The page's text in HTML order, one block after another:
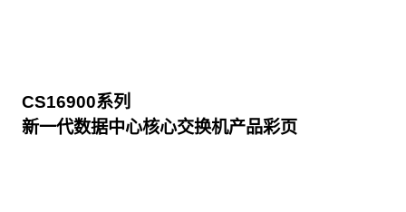
CS16900系列
新一代数据中心核心交换机产品彩页